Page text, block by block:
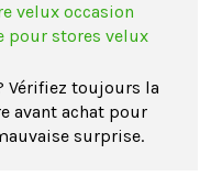
velux occasion
pour stores velux
Vérifiez toujours la
avant achat pour
surprise.